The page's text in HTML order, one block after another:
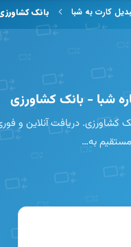
کارت به شبا بانک کشاورزی
- بانک کشاورزی
دریافت آنلاین و فوری
به…